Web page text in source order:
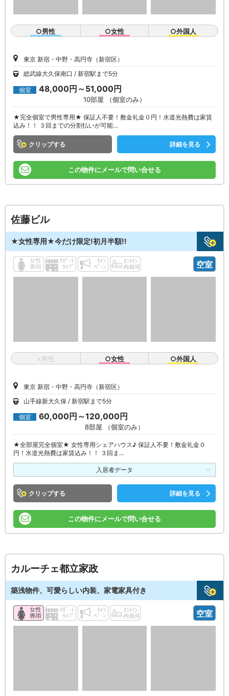
○男性 ○女性 ○外国人
東京 新宿・中野・高円寺（新宿区）
総武線大久保南口
新宿駅まで5分
個室 48,000円～51,000円
10部屋 （個室のみ）
★完全個室で男性専用★ 保証人不要！敷金礼金０円！水道光熱費は家賃
込み！！ ３回までの分割払いが可能…
クリップ 詳細を見る
この物件にメールで問い合せる
佐藤ビル
★女性専用★今だけ限定!初月半額!!
空室
×男性 ○女性 ○外国人
東京 新宿・中野・高円寺（新宿区）
山手線新大久保
新宿駅まで5分
個室 60,000円～120,000円
8部屋 （個室のみ）
★全部屋完全個室★ 女性専用シェアハウス♪ 保証人不要！敷金礼金０
円！水道光熱費は家賃込み！！ ３回ま…
入居者データ
クリップ 詳細を見る
この物件にメールで問い合せる
カルーチェ都立家政
築浅物件、可愛らしい内装、家電家具付き
空室